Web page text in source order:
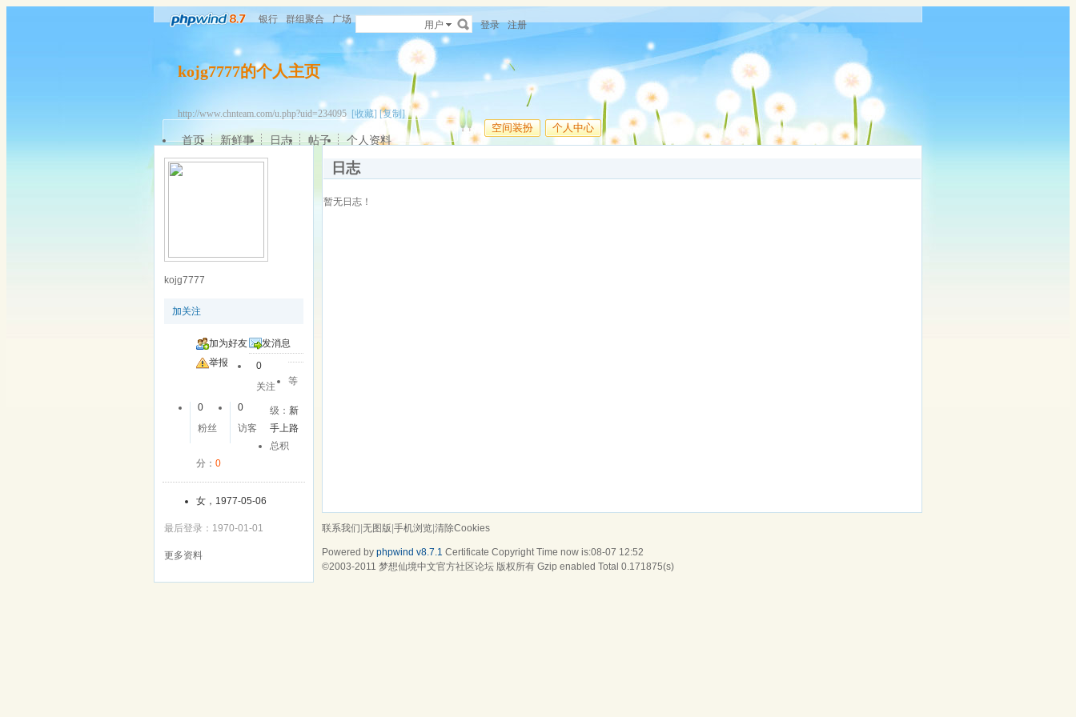
银行 群组聚合 广场 用户 登录 注册
kojg7777的个人主页
http://www.chnteam.com/u.php?uid=234095 [收藏] [复制]
空间装扮 个人中心
首页 新鲜事 日志 帖子 个人资料
kojg7777
加关注
加为好友
发消息
举报
0
关注
0
粉丝
0
访客
等
级：新
手上路
总积
分： 0
女，1977-05-06
最后登录：1970-01-01
更多资料
日志
暂无日志！
联系我们|无图版|手机浏览|清除Cookies
Powered by phpwind v8.7.1 Certificate Copyright Time now is:08-07 12:52
©2003-2011 梦想仙境中文官方社区论坛 版权所有 Gzip enabled Total 0.171875(s)